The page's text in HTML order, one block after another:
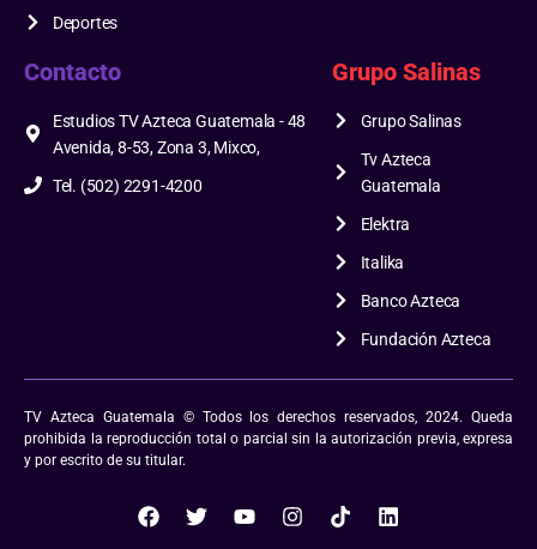
Deportes
Contacto
Estudios TV Azteca Guatemala - 48
Avenida, 8-53, Zona 3, Mixco,
Tel. (502) 2291-4200
Grupo Salinas
Grupo Salinas
Tv Azteca
Guatemala
Elektra
Italika
Banco Azteca
Fundación Azteca
TV Azteca Guatemala © Todos los derechos reservados, 2024. Queda
prohibida la reproducción total o parcial sin la autorización previa, expresa
y por escrito de su titular.